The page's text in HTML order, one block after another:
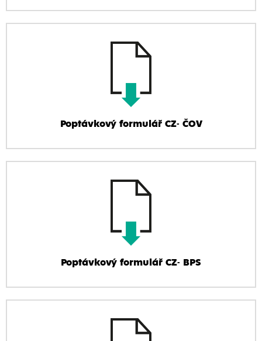
Poptávkový formulář CZ- ČOV
Poptávkový formulář CZ- BPS